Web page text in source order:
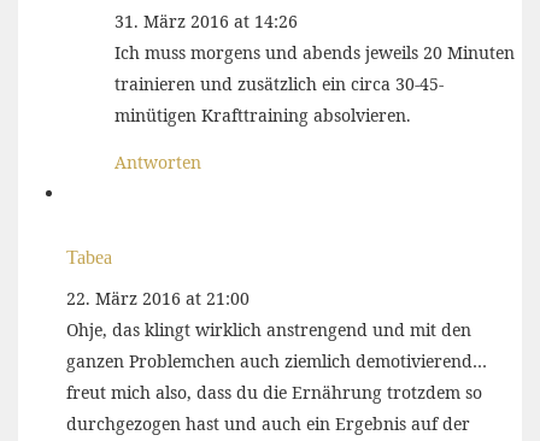
31. März 2016 at 14:26
Ich muss morgens und abends jeweils 20 Minuten
trainieren und zusätzlich ein circa 30-45-
minütigen Krafttraining absolvieren.
Antworten
Tabea
22. März 2016 at 21:00
Ohje, das klingt wirklich anstrengend und mit den
ganzen Problemchen auch ziemlich demotivierend…
freut mich also, dass du die Ernährung trotzdem so
durchgezogen hast und auch ein Ergebnis auf der